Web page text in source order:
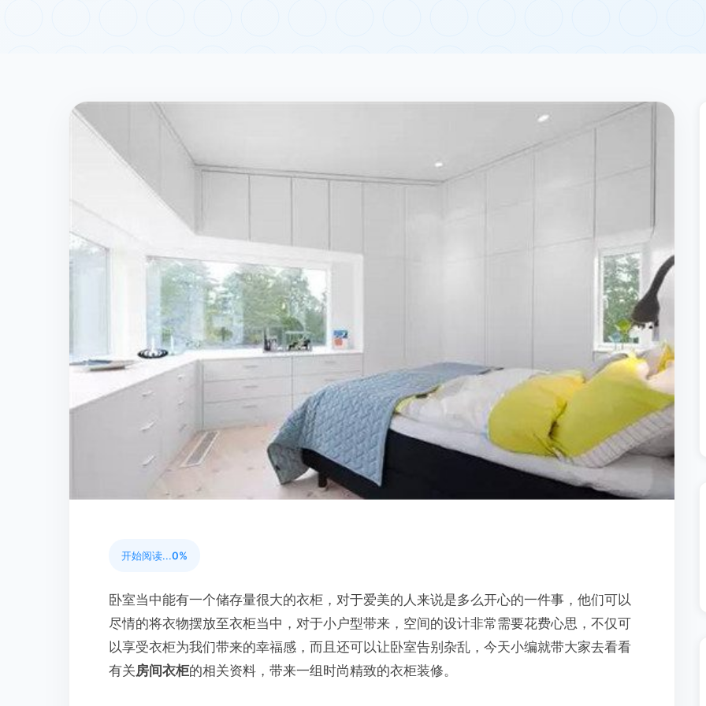
开始阅读...0%
卧室当中能有一个储存量很大的衣柜，对于爱美的人来说是多么开心的一件事，他们可以
尽情的将衣物摆放至衣柜当中，对于小户型带来，空间的设计非常需要花费心思，不仅可
以享受衣柜为我们带来的幸福感，而且还可以让卧室告别杂乱，今天小编就带大家去看看
有关房间衣柜的相关资料，带来一组时尚精致的衣柜装修。